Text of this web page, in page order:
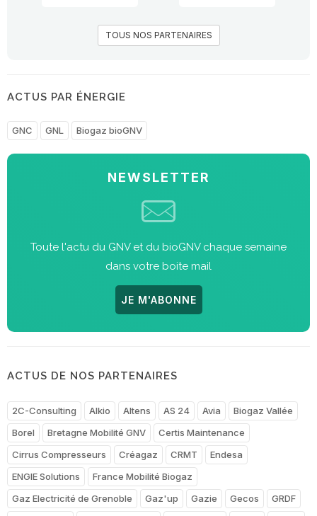
TOUS NOS PARTENAIRES
ACTUS PAR ÉNERGIE
GNC GNL Biogaz bioGNV
NEWSLETTER
Toute l'actu du GNV et du bioGNV chaque semaine
dans votre boite mail
JE M'ABONNE
ACTUS DE NOS PARTENAIRES
2C-Consulting Alkio Altens AS 24 Avia
Biogaz Vallée
Borel
Bretagne Mobilité GNV
Certis Maintenance
Cirrus Compresseurs
Créagaz CRMT
Endesa
ENGIE Solutions
France Mobilité Biogaz
Gaz Electricité de Grenoble
Gaz'up Gazie Gecos
GRDF